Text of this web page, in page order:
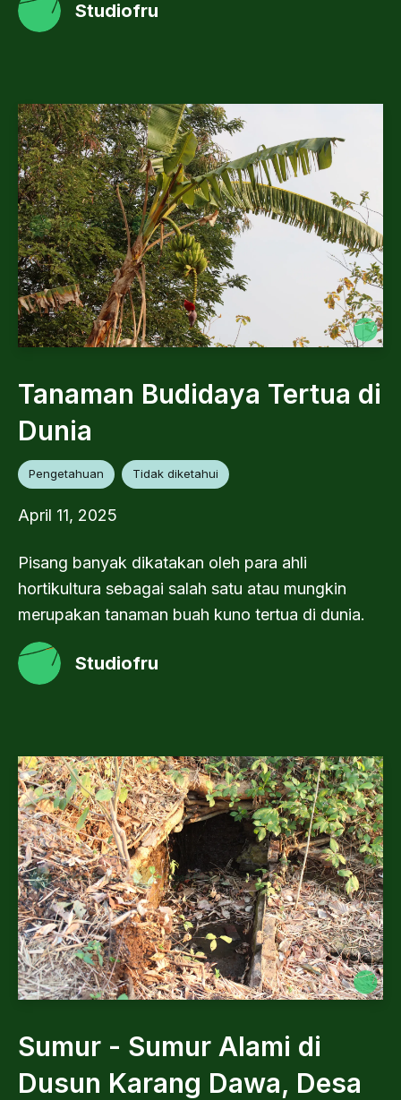
Studiofru
Tanaman Budidaya Tertua di
Dunia
Pengetahuan Tidak diketahui
April 11, 2025
Pisang banyak dikatakan oleh para ahli
hortikultura sebagai salah satu atau mungkin
merupakan tanaman buah kuno tertua di dunia.
Studiofru
Sumur - Sumur Alami di
Dusun Karang Dawa, Desa